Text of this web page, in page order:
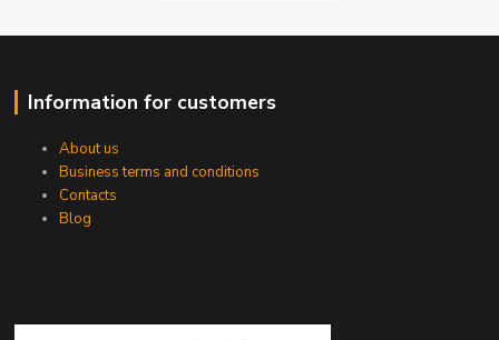
Information for customers
About us
Business terms and conditions
Contacts
Blog